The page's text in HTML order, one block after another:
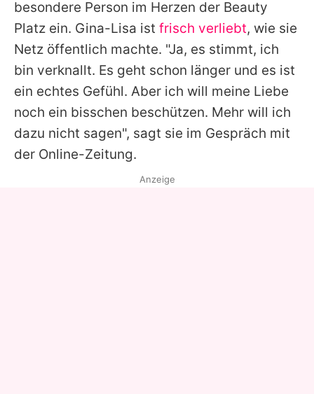
besondere Person im Herzen der Beauty
Platz ein. Gina-Lisa ist frisch verliebt, wie sie
Netz öffentlich machte. "Ja, es stimmt, ich
bin verknallt. Es geht schon länger und es ist
ein echtes Gefühl. Aber ich will meine Liebe
noch ein bisschen beschützen. Mehr will ich
dazu nicht sagen", sagt sie im Gespräch mit
der Online-Zeitung.
Anzeige